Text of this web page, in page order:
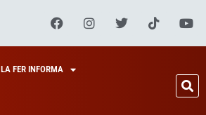
LA FER INFORMA